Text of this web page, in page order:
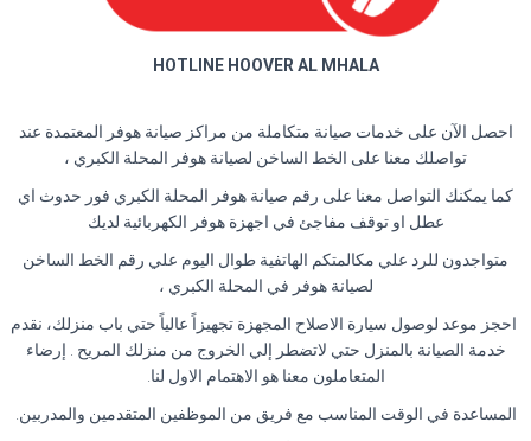
HOTLINE HOOVER AL MHALA
احصل الآن على خدمات صيانة متكاملة من مراكز صيانة هوفر المعتمدة عند
تواصلك معنا على الخط الساخن لصيانة هوفر المحلة الكبري ،
كما يمكنك التواصل معنا على رقم صيانة هوفر المحلة الكبري فور حدوث اي
عطل او توقف مفاجئ في اجهزة هوفر الكهربائية لديك
متواجدون للرد علي مكالمتكم الهاتفية طوال اليوم علي رقم الخط الساخن
لصيانة هوفر في المحلة الكبري ،
احجز موعد لوصول سيارة الاصلاح المجهزة تجهيزاً عالياً حتي باب منزلك، نقدم
خدمة الصيانة بالمنزل حتي لاتضطر إلي الخروج من منزلك المريح . إرضاء
المتعاملون معنا هو الاهتمام الاول لنا.
المساعدة في الوقت المناسب مع فريق من الموظفين المتقدمين والمدربين.